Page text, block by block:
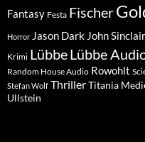
Fantasy Festa Fischer
Horror Jason Dark John Sinclair
Krimi LübbeLübbe
Random House Audio Rowohlt
Stefan Wolf ThrillerTitania
Ullstein